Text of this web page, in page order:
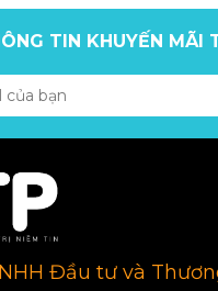
TIN KHUYẾN MÃI
Đầu tư và